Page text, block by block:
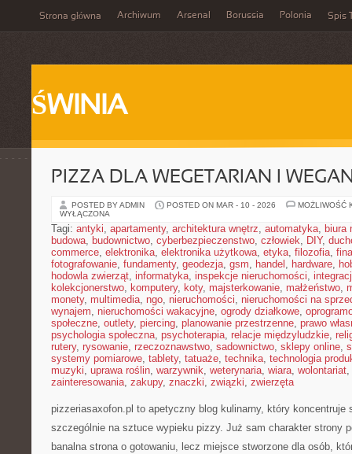
Strona główna Archiwum Arsenal Borussia Polonia Spis
ŚWINIA
PIZZA DLA WEGETARIAN I
POSTED BY ADMIN POSTED ON MAR - 10 - 2026
MOŻLIWOŚĆ
WYŁĄCZONA
Tagi: antyki, apartamenty, architektura wnętrz, automatyka, biura
budowa, budownictwo, cyberbezpieczenstwo, człowiek, DIY,
commerce, elektronika, elektronika użytkowa, etyka, filozofia,
fotografowanie, fundamenty, geodezja, gsm, handel , hardware,
hodowla zwierząt, informatyka, inspekcje nieruchomości,
kolekcjonerstwo, komputery, koty, majsterkowanie, małżeństwo,
monety, multimedia, ngo, nieruchomości, nieruchomości na
wynajem, nieruchomości wakacyjne, ogrody działkowe,
społeczne, outlety, piercing, planowanie przestrzenne, prawo
psychologia społeczna, psychoterapia, relacje międzyludzkie,
rutery, rysowanie, rzeczoznawstwo, sadownictwo, sklepy online,
systemy pomiarowe, tablety, tatuaże, technika, technologia
muzyki, uprawa roślin, warzywnik, weterynaria, wiara, wolontariat,
zainteresowania, zakupy, znaczki, związki, zwierzęta
pizzeriasaxofon.pl to apetyczny blog kulinarny, który koncentruje
szczególnie na sztuce wypieku pizzy. Już sam charakter strony
banalna strona o gotowaniu, lecz miejsce stworzone dla osób,